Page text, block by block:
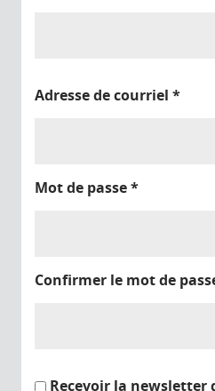
Adresse de courriel *
Mot de passe*
Confirmer le mot de
Recevoir la newsletter